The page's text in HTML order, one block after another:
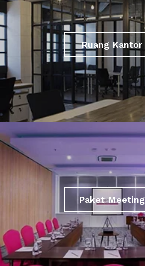
Ruang Kantor
Paket Meeting